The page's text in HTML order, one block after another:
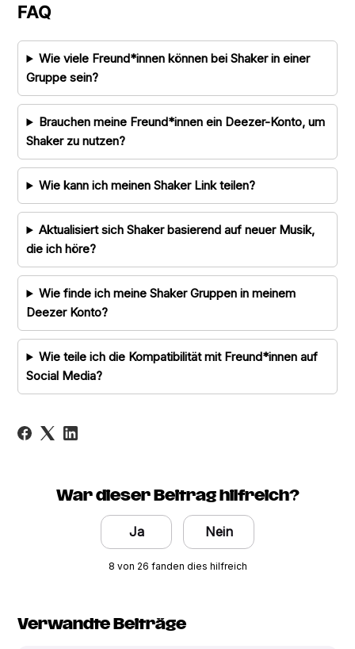
FAQ
Wie viele Freund*innen können bei Shaker in einer
Gruppe sein?
Brauchen meine Freund*innen ein Deezer-Konto, um
Shaker zu nutzen?
Wie kann ich meinen Shaker Link teilen?
Aktualisiert sich Shaker basierend auf neuer Musik,
die ich höre?
Wie finde ich meine Shaker Gruppen in meinem
Deezer Konto?
Wie teile ich die Kompatibilität mit Freund*innen auf
Social Media?
War dieser Beitrag hilfreich?
Ja Nein
8 von 26 fanden dies hilfreich
Verwandte Beiträge